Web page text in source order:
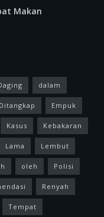
Makan
dalam
Ditangkap Empuk
Kasus Kebakaran
Lama Lembut
oleh Polisi
Renyah
Tempat